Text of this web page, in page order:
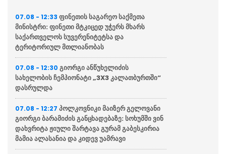
07.08 - 12:33 ფინეთის საგარეო საქმეთა
მინისტრი: ფინეთი მტკიცედ უჭერს მხარს
საქართველოს სუვერენიტეტსა და
ტერიტორიულ მთლიანობას
07.08 - 12:30 გიორგი ანწუხელიძის
სახელობის ჩემპიონატი „3X3 კალათბურთში“
დასრულდა
07.08 - 12:27 პოლკოვნიკი მაიზერ გელოვანი
გიორგი ბარამიძის განცხადებაზე: სოხუმში ვინ
დახვრიტა ჟიული შარტავა გურამ გაბესკირია
მამია ალასანია და კიდევ უამრავი